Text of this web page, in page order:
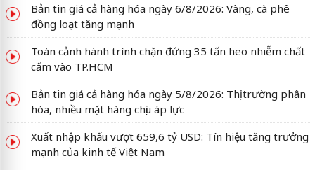
Bản tin giá cả hàng hóa ngày 6/8/2026: Vàng, cà phê
đồng loạt tăng mạnh
Toàn cảnh hành trình chặn đứng 35 tấn heo nhiễm chất
cấm vào TP.HCM
Bản tin giá cả hàng hóa ngày 5/8/2026: Thị trường phân
hóa, nhiều mặt hàng chịu áp lực
Xuất nhập khẩu vượt 659,6 tỷ USD: Tín hiệu tăng trưởng
mạnh của kinh tế Việt Nam